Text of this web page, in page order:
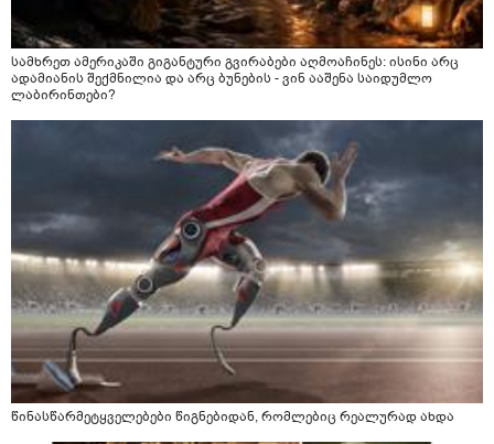
სამხრეთ ამერიკაში გიგანტური გვირაბები აღმოაჩინეს: ისინი არც
ადამიანის შექმნილია და არც ბუნების - ვინ ააშენა საიდუმლო
ლაბირინთები?
წინასწარმეტყველებები წიგნებიდან, რომლებიც რეალურად ახდა